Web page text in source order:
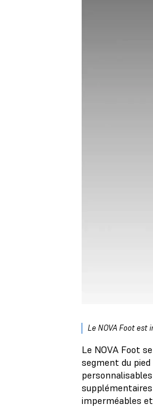
Le NOVA Foot est
Le NOVA Foot
segment du
imperméables